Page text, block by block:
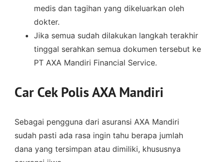
medis dan tagihan yang dikeluarkan oleh
dokter.
Jika semua sudah dilakukan langkah terakhir
tinggal serahkan semua dokumen tersebut ke
PT AXA Mandiri Financial Service.
Car Cek Polis AXA Mandiri
Sebagai pengguna dari asuransi AXA Mandiri
sudah pasti ada rasa ingin tahu berapa jumlah
dana yang tersimpan atau dimiliki, khususnya